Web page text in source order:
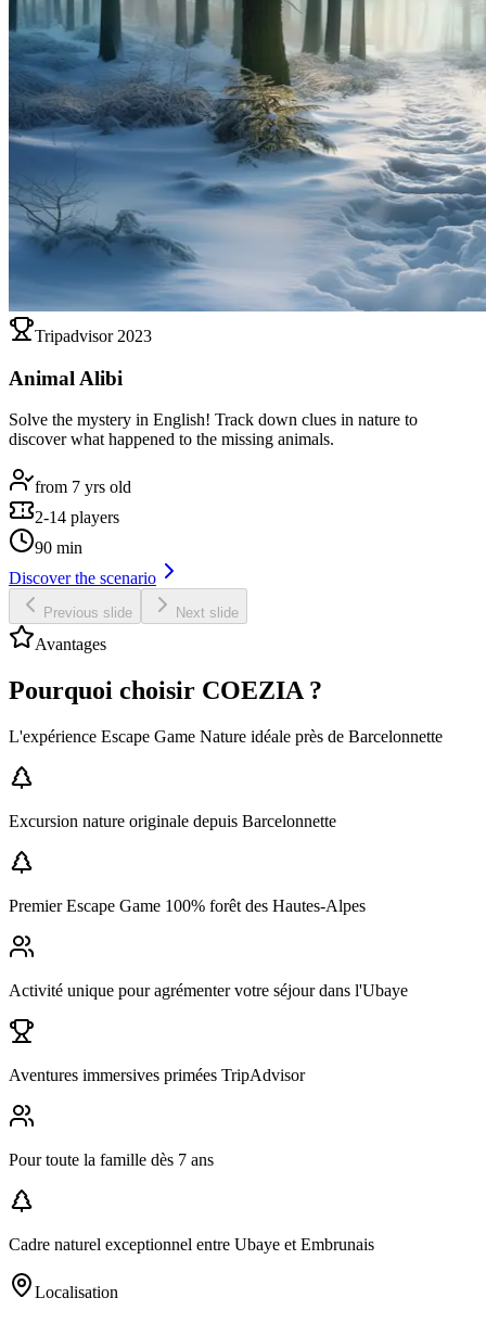
Tripadvisor 2023
Animal Alibi
Solve the mystery in English! Track down clues in nature to
discover what happened to the missing animals.
from 7 yrs old
2-14 players
90 min
Discover the scenario
Previous slide Next slide
Avantages
Pourquoi choisir COEZIA ?
L'expérience Escape Game Nature idéale près de Barcelonnette
Excursion nature originale depuis Barcelonnette
Premier Escape Game 100% forêt des Hautes-Alpes
Activité unique pour agrémenter votre séjour dans l'Ubaye
Aventures immersives primées TripAdvisor
Pour toute la famille dès 7 ans
Cadre naturel exceptionnel entre Ubaye et Embrunais
Localisation